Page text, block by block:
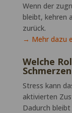
Wenn der
bleibt, kehren
zurück.
→ Mehr dazu
Welche
Stress kann
aktivierten
Dadurch